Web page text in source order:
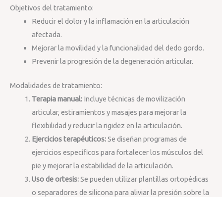
Objetivos del tratamiento:
Reducir el dolor y la inflamación en la articulación
afectada.
Mejorar la movilidad y la funcionalidad del dedo gordo.
Prevenir la progresión de la degeneración articular.
Modalidades de tratamiento:
Terapia manual:Incluye técnicas de movilización
articular, estiramientos y masajes para mejorar la
flexibilidad y reducir la rigidez en la articulación.
Ejercicios terapéuticos:Se diseñan programas de
ejercicios específicos para fortalecer los músculos del
pie y mejorar la estabilidad de la articulación.
Uso de ortesis:Se pueden utilizar plantillas ortopédicas
o separadores de silicona para aliviar la presión sobre la